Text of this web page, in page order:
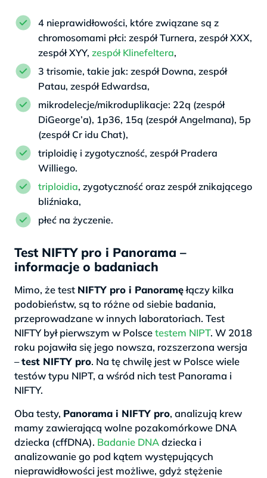
4 nieprawidłowości, które związane są z
chromosomami płci: zespół Turnera, zespół XXX,
zespół XYY, zespół Klinefeltera,
3 trisomie, takie jak: zespół Downa, zespół
Patau, zespół Edwardsa,
mikrodelecje/mikroduplikacje: 22q (zespół
DiGeorge’a), 1p36, 15q (zespół Angelmana), 5p
(zespół Cr idu Chat),
triploidię i zygotyczność, zespół Pradera
Williego.
triploidia, zygotyczność oraz zespół znikającego
bliźniaka,
płeć na życzenie.
Test NIFTY pro i Panorama –
informacje o badaniach
Mimo, że test NIFTY pro i Panoramęłączy kilka
podobieństw, są to różne od siebie badania,
przeprowadzane w innych laboratoriach. Test
NIFTY był pierwszym w Polscetestem NIPT. W 2018
roku pojawiła się jego nowsza, rozszerzona wersja
–test NIFTY pro. Na tę chwilę jest w Polsce wiele
testów typu NIPT, a wśród nich test Panorama i
NIFTY.
Oba testy, Panorama i NIFTY pro, analizują krew
mamy zawierającą wolne pozakomórkowe DNA
dziecka (cffDNA). Badanie DNAdziecka i
analizowanie go pod kątem występujących
nieprawidłowości jest możliwe, gdyż stężenie